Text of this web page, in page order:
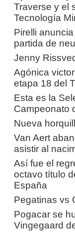
Traverse y el
Tecnología
Pirelli
partida de
Jenny
Agónica
etapa 18 del
Esta es la
Campeonato
Nueva
Van Aert
asistir al
Así fue el
octavo título
España
Pegatinas vs
Pogacar se
Vingegaard